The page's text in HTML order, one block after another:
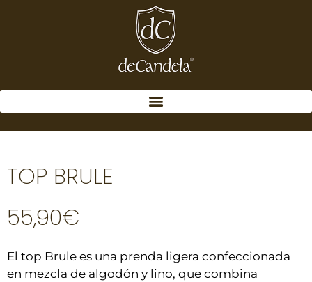
TOP BRULE
55,90€
El top Brule es una prenda ligera confeccionada
en mezcla de algodón y lino, que combina